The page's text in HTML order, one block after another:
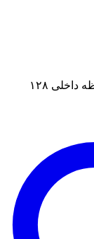
گوشی موبایل اپل مدل iPhone 15 با حافظه داخلی ۱۲۸